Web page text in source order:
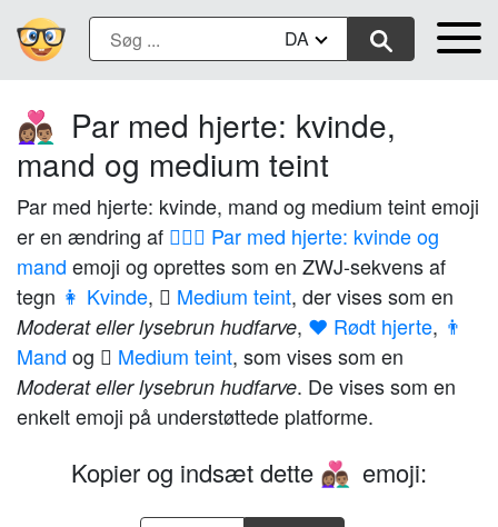
DA
👩🏽‍❤️‍👨🏽 Par med hjerte: kvinde,
mand og medium teint
Par med hjerte: kvinde, mand og medium teint emoji
er en ændring af 👩‍❤️‍👨 Par med hjerte: kvinde og
mand emoji og oprettes som en ZWJ-sekvens af
tegn 👩 Kvinde, 🏽 Medium teint, der vises som en
Moderat eller lysebrun hudfarve, ❤️ Rødt hjerte, 👨
Mand og 🏽 Medium teint, som vises som en
Moderat eller lysebrun hudfarve. De vises som en
enkelt emoji på understøttede platforme.
Kopier og indsæt dette 👩🏽‍❤️‍👨🏽 emoji: